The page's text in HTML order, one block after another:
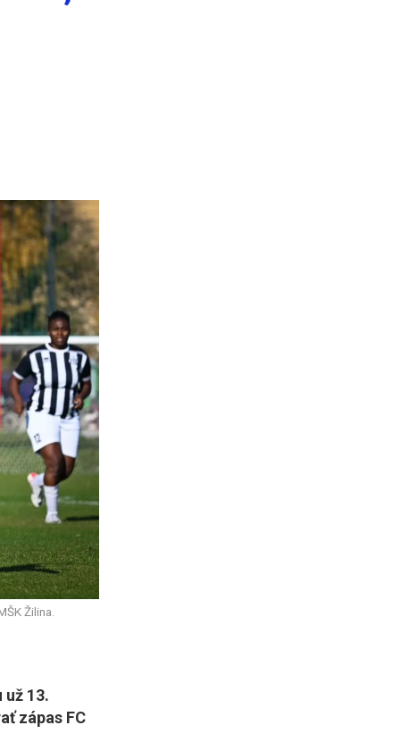
Žilina.
už 13.
zápas FC